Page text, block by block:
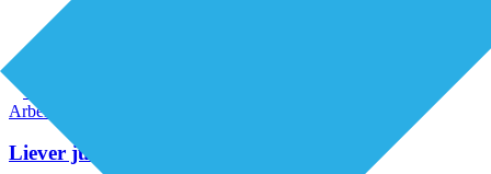
Arbeidsmarkt & vakmanschap
Liever juist niet teveel doen